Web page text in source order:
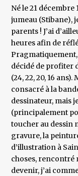
Né le 21
jumeau (Stibane),
parents ! J’ai
heures afin de
décidé de profiter
(24, 22, 20, 16
consacré à la
dessinateur, mais
(principalement
toucher au dessin
gravure, la
d’illustration à
choses, rencontré
devenir, j’ai